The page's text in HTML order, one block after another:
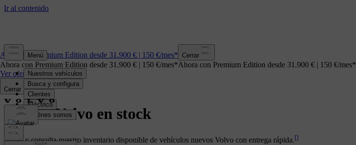
Ahora con Premium Edition desde 31.900 € | 150 €/mes* Cerrar
Ahora con Premium Edition desde 31.900 € | 150 €/mes*Ahora con Premium Edition desde 31.900 € | 150 €/mes*
Ver oferta
Cerrar
Coches Volvo en stock
Busca y consulta nuestro inventario disponible de vehículos nuevos Volvo con entrega rápida.[]